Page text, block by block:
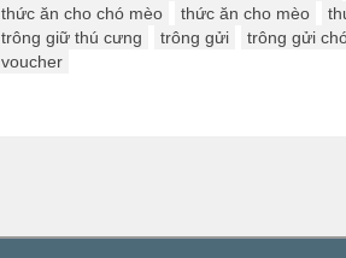
thức ăn cho chó mèo
thức ăn cho mèo
trông giữ thú cưng
trông gửi trông gửi
voucher